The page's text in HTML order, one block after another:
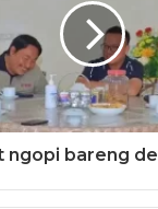
ngopi bareng